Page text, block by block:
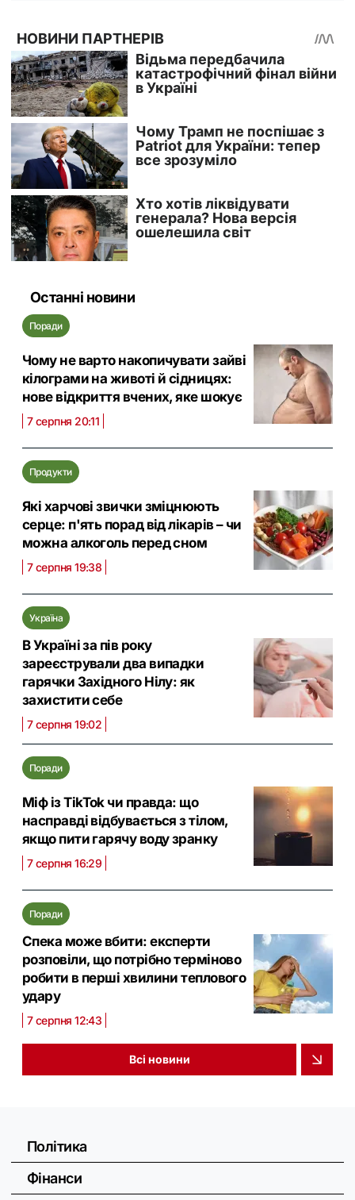
Останні новини
Поради
Чому не варто накопичувати зайві
кілограми на животі й сідницях:
нове відкриття вчених, яке шокує
7 серпня 20:11
Продукти
Які харчові звички зміцнюють
серце: п'ять порад від лікарів – чи
можна алкоголь перед сном
7 серпня 19:38
Україна
В Україні за пів року
зареєстрували два випадки
гарячки Західного Нілу: як
захистити себе
7 серпня 19:02
Поради
Міф із TikTok чи правда: що
насправді відбувається з тілом,
якщо пити гарячу воду зранку
7 серпня 16:29
Поради
Спека може вбити: експерти
розповіли, що потрібно терміново
робити в перші хвилини теплового
удару
7 серпня 12:43
Всі новини
Політика
Фінанси